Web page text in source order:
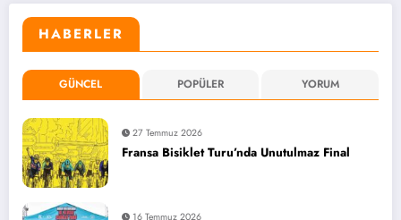
HABERLER
GÜNCEL POPÜLER YORUM
27 Temmuz 2026
Fransa Bisiklet Turu’nda Unutulmaz Final
16 Temmuz 2026